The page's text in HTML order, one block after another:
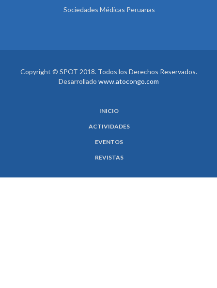
Sociedades Médicas Peruanas
Copyright © SPOT 2018. Todos los Derechos Reservados.
Desarrollado www.atocongo.com
INICIO
ACTIVIDADES
EVENTOS
REVISTAS